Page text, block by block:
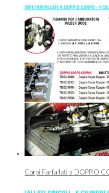
Corpi Farfallati a DOPPIO